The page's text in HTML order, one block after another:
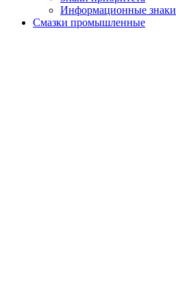
Информационные знаки
Смазки промышленные